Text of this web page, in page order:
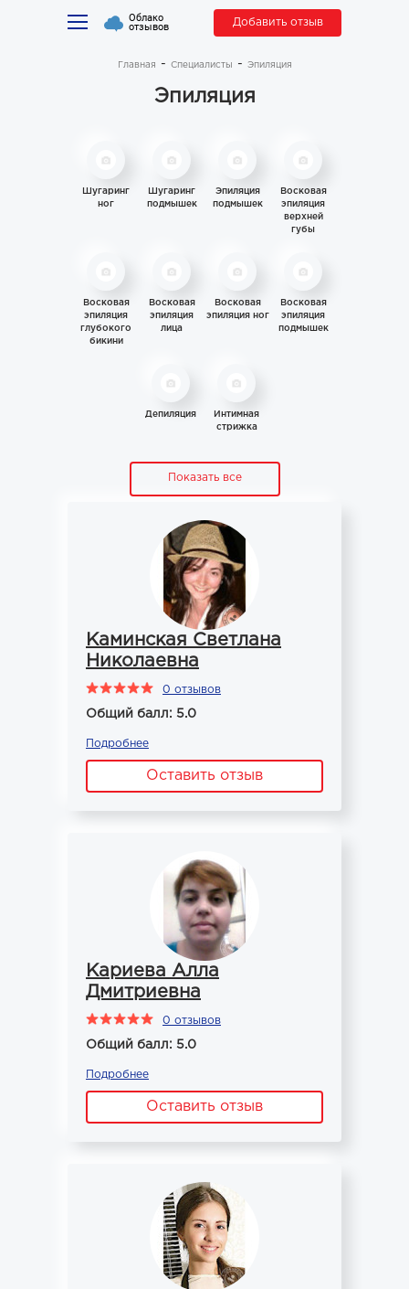
Облако
отзывов Добавить отзыв
Главная Специалисты Эпиляция
Эпиляция
Шугаринг
ног
Шугаринг
подмышек
Эпиляция
подмышек
Восковая
эпиляция
верхней
губы
Восковая
эпиляция
глубокого
бикини
Восковая
эпиляция
лица
Восковая
эпиляция ног
Восковая
эпиляция
подмышек
Депиляция
Интимная
стрижка
Показать все
Каминская Светлана
Николаевна
0 отзывов
Общий балл: 5.0
Подробнее
Оставить отзыв
Кариева Алла
Дмитриевна
0 отзывов
Общий балл: 5.0
Подробнее
Оставить отзыв